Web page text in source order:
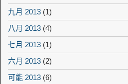
九月 2013 (1)
八月 2013 (4)
七月 2013 (1)
六月 2013 (2)
可能 2013 (6)